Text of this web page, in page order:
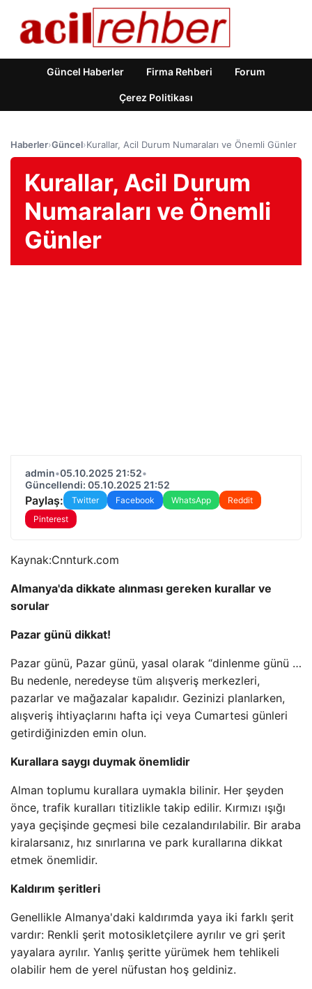
Güncel Haberler Firma Rehberi Forum
Çerez Politikası
Haberler›Güncel›Kurallar, Acil Durum Numaraları ve Önemli Günler
Kurallar, Acil Durum
Numaraları ve Önemli
Günler
admin•05.10.2025 21:52•
Güncellendi: 05.10.2025 21:52
Paylaş: Twitter Facebook WhatsApp
Reddit
Pinterest
Kaynak:Cnnturk.com
Almanya'da dikkate alınması gereken kurallar ve
sorular
Pazar günü dikkat!
Pazar günü, Pazar günü, yasal olarak “dinlenme günü …
Bu nedenle, neredeyse tüm alışveriş merkezleri,
pazarlar ve mağazalar kapalıdır. Gezinizi planlarken,
alışveriş ihtiyaçlarını hafta içi veya Cumartesi günleri
getirdiğinizden emin olun.
Kurallara saygı duymak önemlidir
Alman toplumu kurallara uymakla bilinir. Her şeyden
önce, trafik kuralları titizlikle takip edilir. Kırmızı ışığı
yaya geçişinde geçmesi bile cezalandırılabilir. Bir araba
kiralarsanız, hız sınırlarına ve park kurallarına dikkat
etmek önemlidir.
Kaldırım şeritleri
Genellikle Almanya'daki kaldırımda yaya iki farklı şerit
vardır: Renkli şerit motosikletçilere ayrılır ve gri şerit
yayalara ayrılır. Yanlış şeritte yürümek hem tehlikeli
olabilir hem de yerel nüfustan hoş geldiniz.